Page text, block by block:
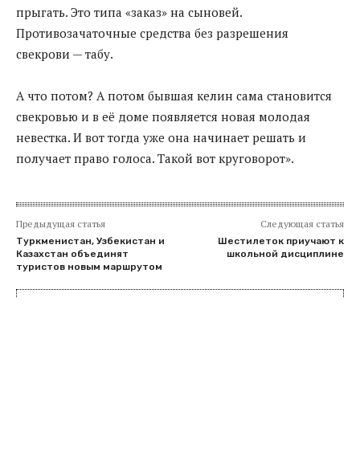
прыгать. Это типа «заказ» на сыновей.
Противозачаточные средства без разрешения
свекрови — табу.
А что потом? А потом бывшая келин сама становится
свекровью и в её доме появляется новая молодая
невестка. И вот тогда уже она начинает решать и
получает право голоса. Такой вот круговорот».
Предыдущая статья
Туркменистан, Узбекистан и
Казахстан объединят
туристов новым маршрутом
Следующая статья
Шестилеток приучают к
школьной дисциплине